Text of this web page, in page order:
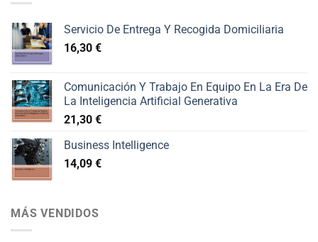
Servicio De Entrega Y Recogida Domiciliaria
16,30 €
Comunicación Y Trabajo En Equipo En La Era De
La Inteligencia Artificial Generativa
21,30 €
Business Intelligence
14,09 €
MÁS VENDIDOS